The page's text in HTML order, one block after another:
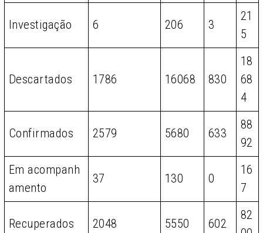
Investigação 6 206 3
21
5
Descartados 1786 16068 830
18
68
4
Confirmados 2579 5680 633
88
92
Em acompanh
amento
37 130 0
16
7
Recuperados 2048 5550 602
82